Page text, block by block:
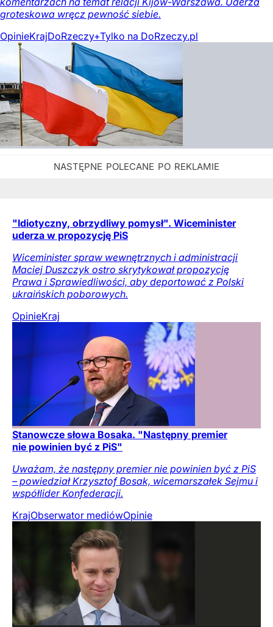
groteskowa wręcz pewność siebie.
OpinieKrajDoRzeczy+Tylko na DoRzeczy.pl
"Idiotyczny, obrzydliwy pomysł". Wiceminister
uderza w propozycję PiS
Wiceminister spraw wewnętrznych i administracji
Maciej Duszczyk ostro skrytykował propozycję
Prawa i Sprawiedliwości, aby deportować z Polski
ukraińskich poborowych.
OpinieKraj
Stanowcze słowa Bosaka. "Następny premier
nie powinien być z PiS"
Uważam, że następny premier nie powinien być z PiS
– powiedział Krzysztof Bosak, wicemarszałek Sejmu i
współlider Konfederacji.
KrajObserwator mediówOpinie